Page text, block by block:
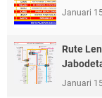
Januari
Rute
Januari